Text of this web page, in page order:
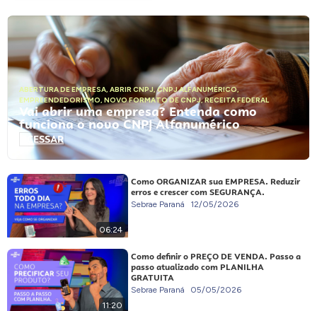
ABERTURA DE EMPRESA, ABRIR CNPJ,CNPJ ALFANUMÉRICO,
EMPREENDEDORISMO, NOVO FORMATO DE CNPJ,RECEITA FEDERAL
Vai abrir uma empresa? Entenda como
funciona o novo CNPJ Alfanumérico
ACESSAR
06:24
Como ORGANIZAR sua EMPRESA. Reduzir
erros e crescer com SEGURANÇA.
Sebrae Paraná 12/05/2026
11:20
Como definir o PREÇO DE VENDA. Passo a
passo atualizado com PLANILHA
GRATUITA
Sebrae Paraná 05/05/2026